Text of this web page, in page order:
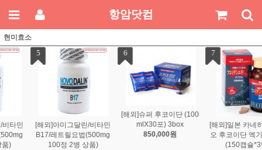
항암닷컴
현미효소
[해외]일본 카네히데 바이
오 후코이단 엑기스 캡슐
(150캡슐*3병)
[해외][만다효소]일본 만다
효소 금인 5년 숙성 145g
[해외][만다효소]일
효소 3년 숙성
상품)